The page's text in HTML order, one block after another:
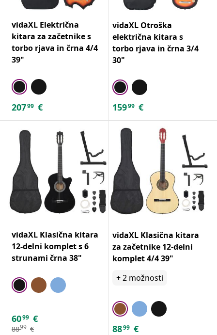
vidaXL Električna
kitara za začetnike s
torbo rjava in črna 4/4
39"
20799 €
vidaXL Otroška
električna kitara s
torbo rjava in črna 3/4
30"
15999 €
vidaXL Klasična kitara
12-delni komplet s 6
strunami črna 38"
6099 €
8899 €
vidaXL Klasična kitara
za začetnike 12-delni
komplet 4/4 39"
+2 možnosti
8899 €